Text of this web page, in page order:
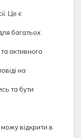
Це є
багатьох
активного
на
та бути
відкрити в